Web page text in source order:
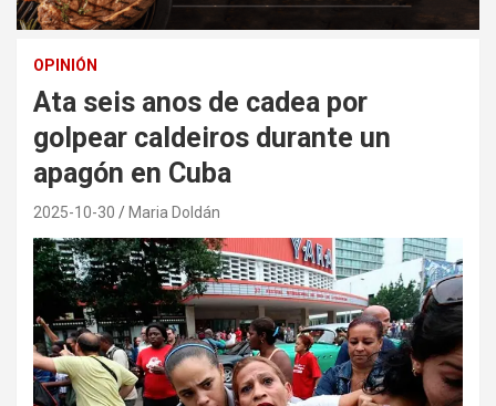
OPINIÓN
Ata seis anos de cadea por
golpear caldeiros durante un
apagón en Cuba
2025-10-30 Maria Doldán